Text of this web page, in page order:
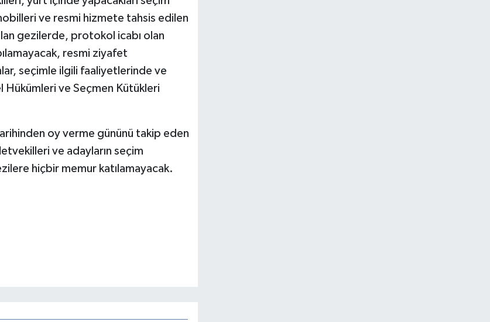
ve resmi hizmete tahsis edilen
gezilerde, protokol icabı olan
resmi ziyafet
seçimle ilgili faaliyetlerinde ve
Hükümleri ve Seçmen Kütükleri
oy verme gününü takip eden
ve adayların seçim
hiçbir memur katılamayacak.